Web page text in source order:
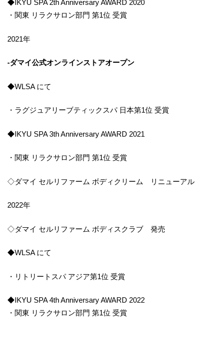
◆IKYU SPA 2th Anniversary AWARD 2020
・関東 リラクサロン部門 第1位 受賞
2021年
-ダマイ公式オンラインストアオープン
◆WLSA にて
・ラグジュアリーブティックスパ 日本第1位 受賞
◆IKYU SPA 3th Anniversary AWARD 2021
・関東 リラクサロン部門 第1位 受賞
◇ダマイ セルリファーム ボディクリーム リニューアル
2022年
◇ダマイ セルリファーム ボディスクラブ 発売
◆WLSA にて
・リトリートスパ アジア第1位 受賞
◆IKYU SPA 4th Anniversary AWARD 2022
・関東 リラクサロン部門 第1位 受賞